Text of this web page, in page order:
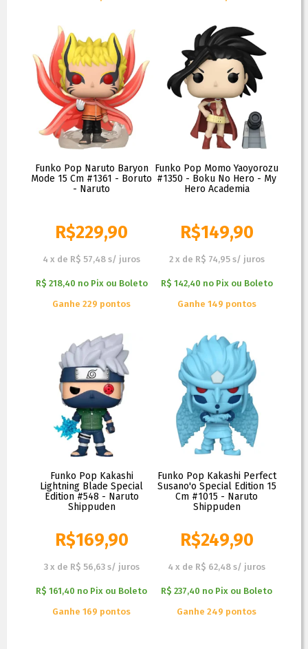
Funko Pop Naruto Baryon
Mode 15 Cm #1361 - Boruto
- Naruto
R$229,90
4 x de R$ 57,48 s/ juros
R$ 218,40 no Pix ou Boleto
Ganhe 229 pontos
Funko Pop Momo Yaoyorozu
#1350 - Boku No Hero - My
Hero Academia
R$149,90
2 x de R$ 74,95 s/ juros
R$ 142,40 no Pix ou Boleto
Ganhe 149 pontos
Funko Pop Kakashi
Lightning Blade Special
Edition #548 - Naruto
Shippuden
R$169,90
3 x de R$ 56,63 s/ juros
R$ 161,40 no Pix ou Boleto
Ganhe 169 pontos
Funko Pop Kakashi Perfect
Susano'o Special Edition 15
Cm #1015 - Naruto
Shippuden
R$249,90
4 x de R$ 62,48 s/ juros
R$ 237,40 no Pix ou Boleto
Ganhe 249 pontos